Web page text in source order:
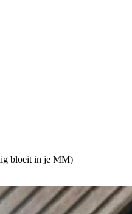
bloeit in je MM)